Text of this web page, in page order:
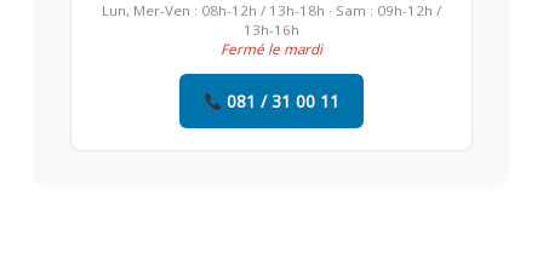
Lun, Mer-Ven : 08h-12h / 13h-18h · Sam : 09h-12h /
13h-16h
Fermé le mardi
081 / 31 00 11